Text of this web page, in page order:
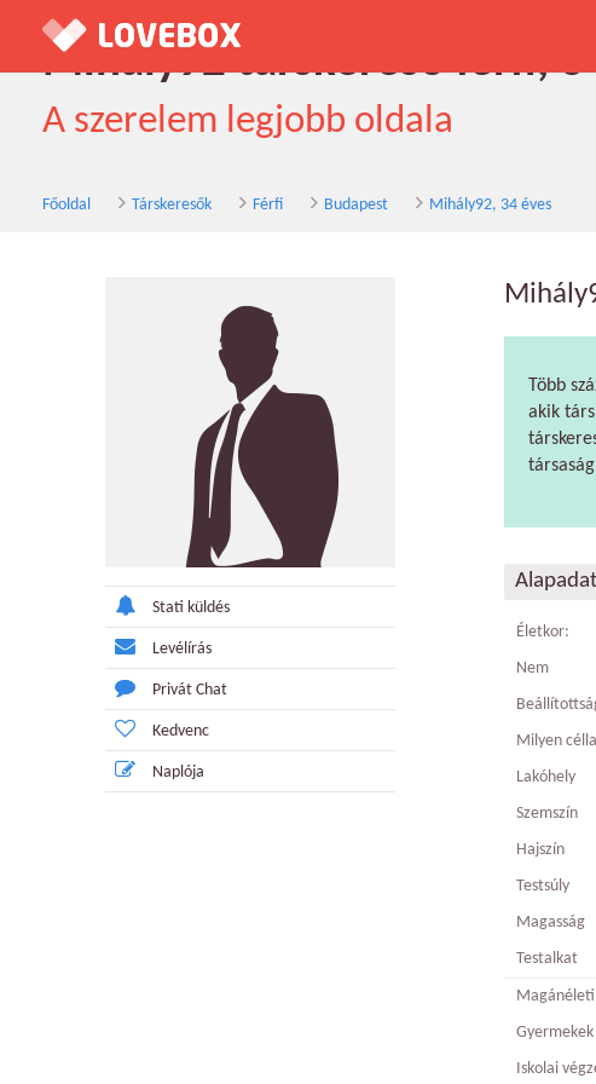
Mihály92 társkereső férfi,
A szerelem legjobb oldala
Főoldal Társkeresők Férfi Budapest Mihály92, 34 éves
Stati küldés
Levélírás
Privát Chat
Kedvenc
Naplója
Több
akik
Életkor:
Nem
Milyen
Lakóhely
Szemszín
Hajszín
Testsúly
Magasság
Testalkat
Gyermekek
Iskolai